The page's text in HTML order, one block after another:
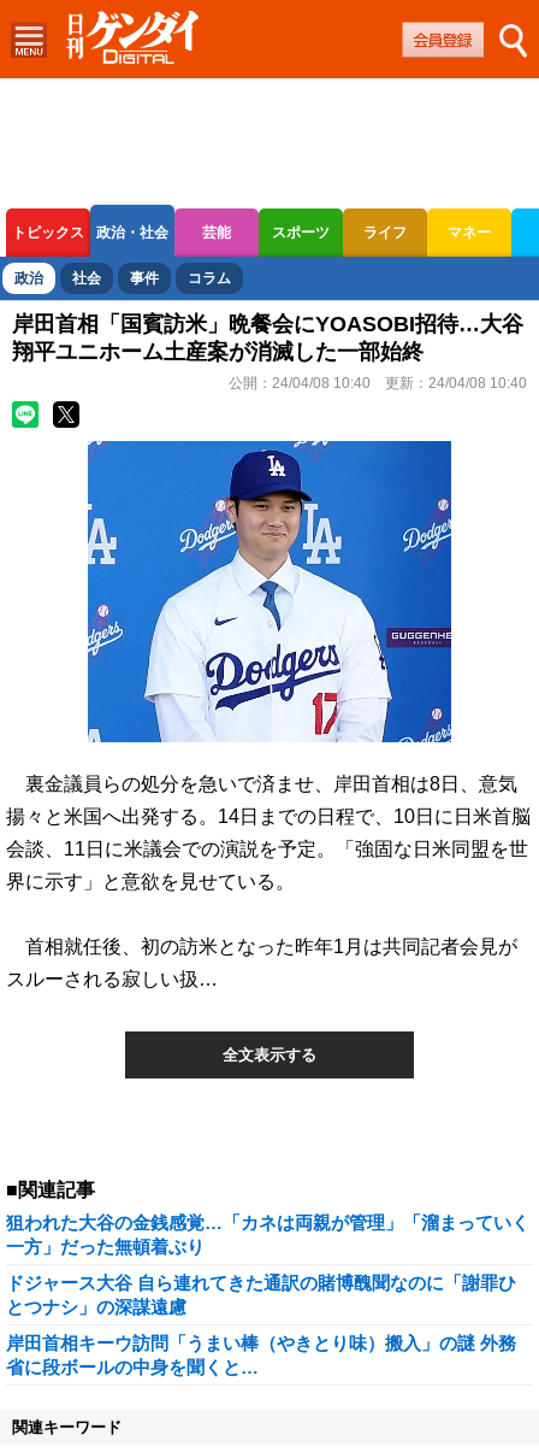
トピックス 政治・社会 芸能 スポーツ ライフ マネー
ボートレース 競輪 オートレース
政治 社会 事件 コラム
岸田首相「国賓訪米」晩餐会にYOASOBI招待…大谷
翔平ユニホーム土産案が消滅した一部始終
公開： 24/04/08 10:40 更新： 24/04/08 10:40
裏金議員らの処分を急いで済ませ、岸田首相は8日、意気
揚々と米国へ出発する。14日までの日程で、10日に日米首脳
会談、11日に米議会での演説を予定。「強固な日米同盟を世
界に示す」と意欲を見せている。
首相就任後、初の訪米となった昨年1月は共同記者会見が
スルーされる寂しい扱…
全文表示する
■関連記事
狙われた大谷の金銭感覚…「カネは両親が管理」「溜まっていく
一方」だった無頓着ぶり
ドジャース大谷 自ら連れてきた通訳の賭博醜聞なのに「謝罪ひ
とつナシ」の深謀遠慮
岸田首相キーウ訪問「うまい棒（やきとり味）搬入」の謎 外務
省に段ボールの中身を聞くと…
関連キーワード